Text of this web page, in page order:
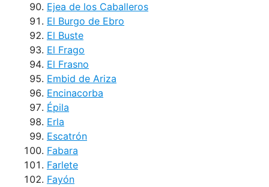
Ejea de los Caballeros
El Burgo de Ebro
El Buste
El Frago
El Frasno
Embid de Ariza
Encinacorba
Épila
Erla
Escatrón
Fabara
Farlete
Fayón